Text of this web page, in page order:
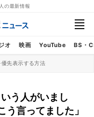
の最新情報
オ 映画 YouTube BS・
先表示する方法
う人がいまし
言ってました」